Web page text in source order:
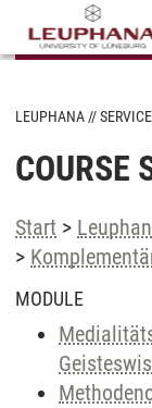
LEUPHANA SERVICE
COURSE
Start >
>
MODULE